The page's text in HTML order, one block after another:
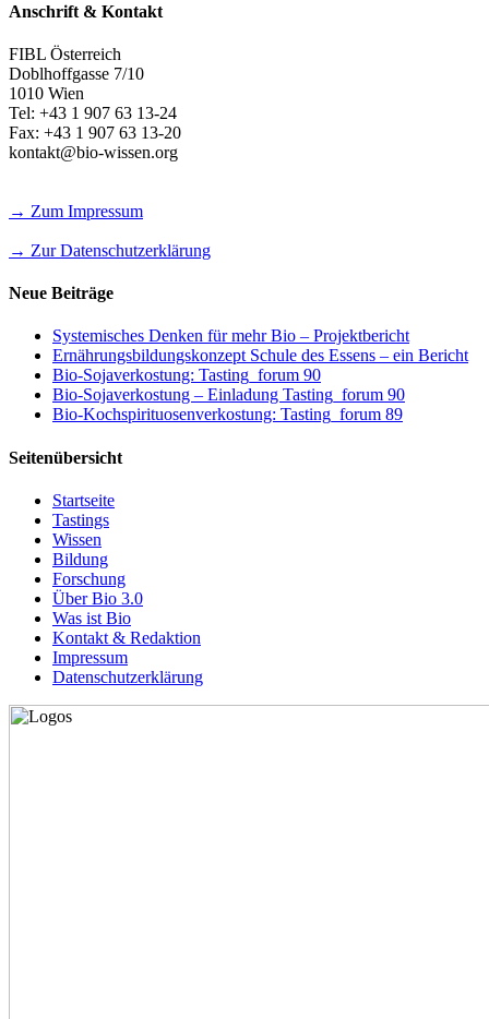
Anschrift & Kontakt
FIBL Österreich
Doblhoffgasse 7/10
1010 Wien
Tel: +43 1 907 63 13-24
Fax: +43 1 907 63 13-20
kontakt@bio-wissen.org
→ Zum Impressum
→ Zur Datenschutzerklärung
Neue Beiträge
Systemisches Denken für mehr Bio – Projektbericht
Ernährungsbildungskonzept Schule des Essens – ein Bericht
Bio-Sojaverkostung: Tasting_forum 90
Bio-Sojaverkostung – Einladung Tasting_forum 90
Bio-Kochspirituosenverkostung: Tasting_forum 89
Seitenübersicht
Startseite
Tastings
Wissen
Bildung
Forschung
Über Bio 3.0
Was ist Bio
Kontakt & Redaktion
Impressum
Datenschutzerklärung